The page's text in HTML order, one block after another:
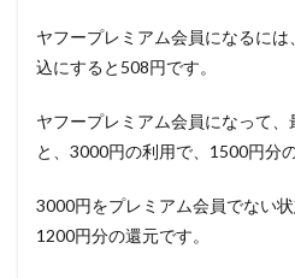
ヤフープレミアム会員になるに
込にすると508円です。
ヤフープレミアム会員になって
と、3000円の利用で、1500円分
3000円をプレミアム会員でない
1200円分の還元です。